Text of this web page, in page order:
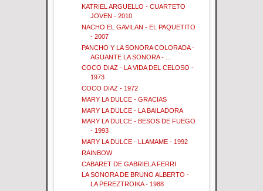
KATRIEL ARGUELLO - CUARTETO
JOVEN - 2010
NACHO EL GAVILAN - EL PAQUETITO
- 2007
PANCHO Y LA SONORA COLORADA -
AGUANTE LA SONORA - ...
COCO DIAZ - LA VIDA DEL CELOSO -
1973
COCO DIAZ - 1972
MARY LA DULCE - GRACIAS
MARY LA DULCE - LA BAILADORA
MARY LA DULCE - BESOS DE FUEGO
- 1993
MARY LA DULCE - LLAMAME - 1992
RAINBOW
CABARET DE GABRIELA FERRI
LA SONORA DE BRUNO ALBERTO -
LA PEREZTROIKA - 1988